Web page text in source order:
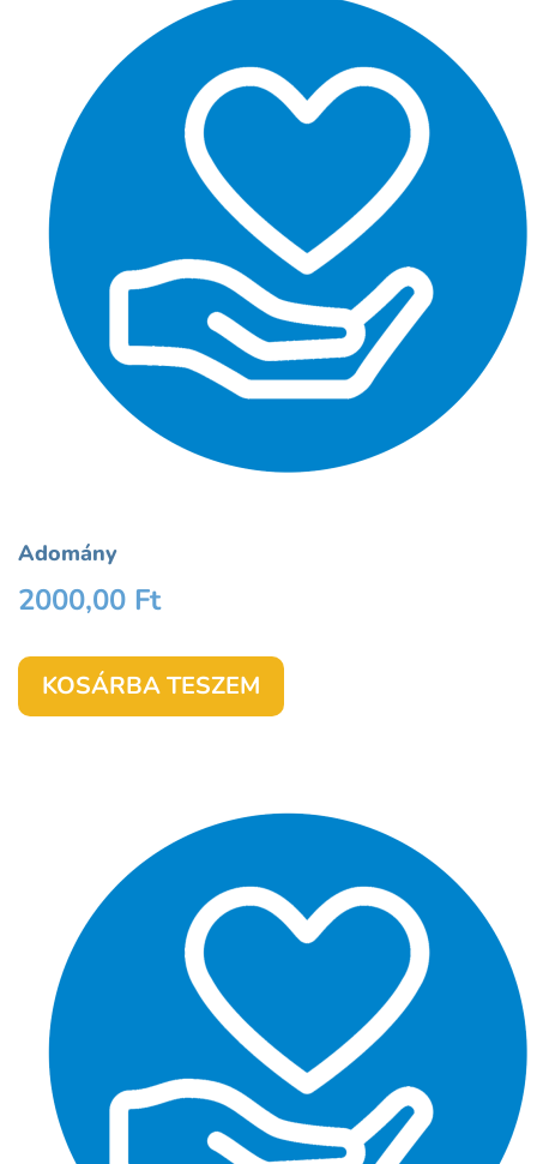
Adomány
2000,00 Ft
KOSÁRBA TESZEM